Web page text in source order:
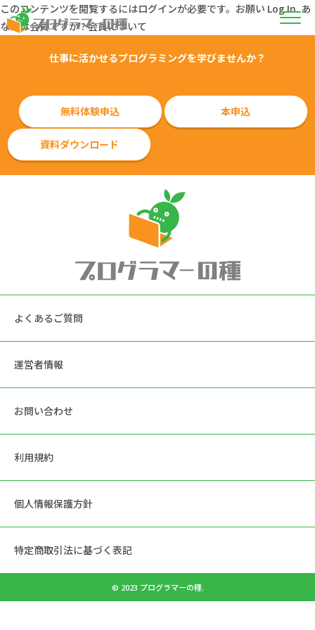
このコンテンツを閲覧するにはログインが必要です。お願い Log In. あ
なたは会員ですか ?会員について
仕事に活かせるプログラミングを学びませんか？
無料体験申込 本申込
資料ダウンロード
よくあるご質問
運営者情報
お問い合わせ
利用規約
個人情報保護方針
特定商取引法に基づく表記
© 2023 プログラマーの種.